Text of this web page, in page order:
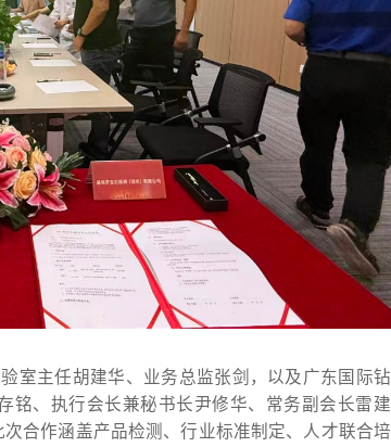
室主任胡建华、业务总监张剑，以及广东国际钻
铭、执行会长兼秘书长尹修华、常务副会长雷建
合作涵盖产品检测、行业标准制定、人才联合培